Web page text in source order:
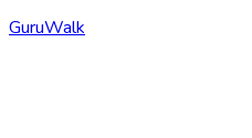
GuruWalk